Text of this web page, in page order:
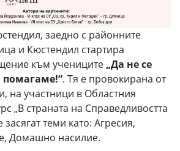
заедно с районните
и Кюстендил стартира
към учениците „Да несе
помагаме!“. Тя е провокирана от
на участници в Областния
„В страната на Справедливостта
засягат теми като: Агресия,
Домашно насилие.